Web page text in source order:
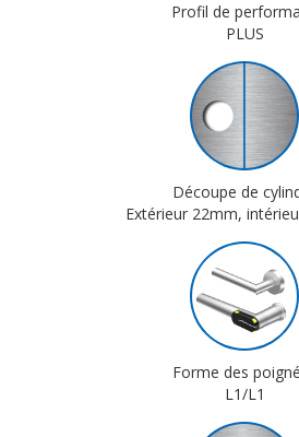
Profil de
PLUS
Découpe de
Extérieur 22mm,
Forme des
L1/L1